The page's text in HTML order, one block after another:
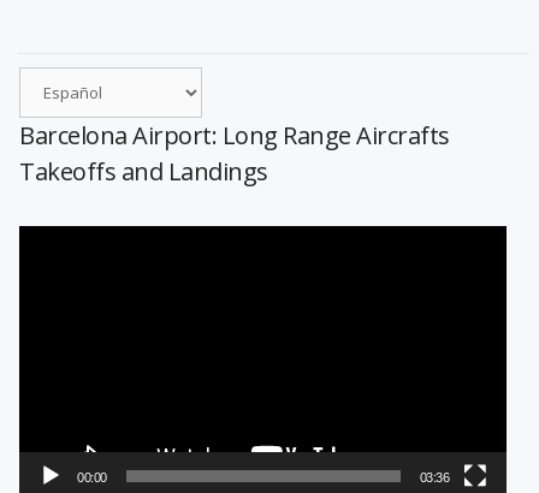
Barcelona Airport: Long Range Aircrafts
Takeoffs and Landings
00:00 03:36